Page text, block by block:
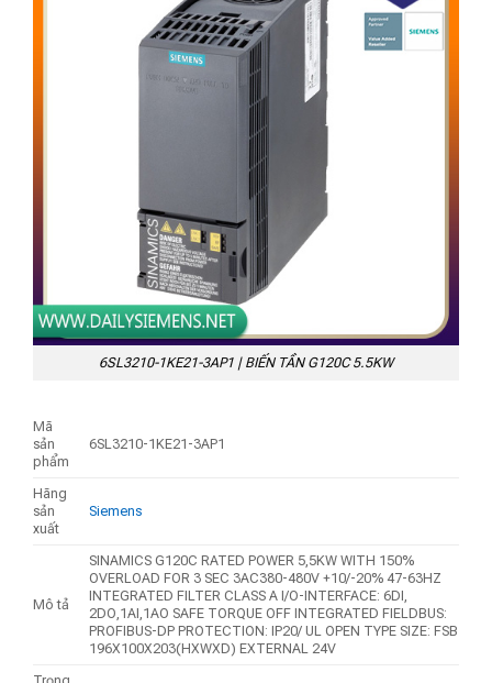
6SL3210-1KE21-3AP1 | BIẾN TẦN G120C 5.5KW
Mã
sản
phẩm
6SL3210-1KE21-3AP1
Hãng
sản
xuất
Siemens
Mô tả
SINAMICS G120C RATED POWER 5,5KW WITH 150%
OVERLOAD FOR 3 SEC 3AC380-480V +10/-20% 47-63HZ
INTEGRATED FILTER CLASS A I/O-INTERFACE: 6DI,
2DO,1AI,1AO SAFE TORQUE OFF INTEGRATED FIELDBUS:
PROFIBUS-DP PROTECTION: IP20/ UL OPEN TYPE SIZE: FSB
196X100X203(HXWXD) EXTERNAL 24V